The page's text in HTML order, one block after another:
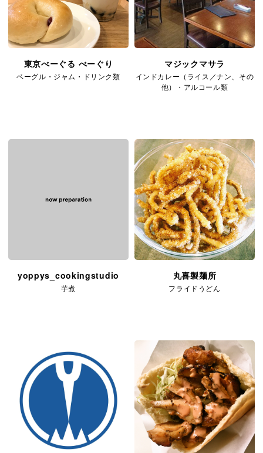
東京べーぐる べーぐり
ベーグル・ジャム・ドリンク類
マジックマサラ
インドカレー（ライス／ナン、その
他）・アルコール類
yoppys_cookingstudio
芋煮
丸喜製麺所
フライドうどん